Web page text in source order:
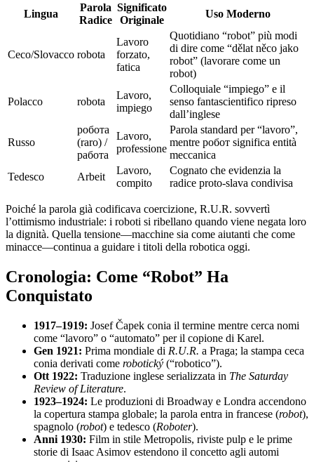
Lingua
Parola
Radice
Significato
Originale
Uso Moderno
Ceco/Slovacco robota
Lavoro
forzato,
fatica
Quotidiano “robot” più modi
di dire come “dělat něco jako
robot” (lavorare come un
robot)
Polacco robota
Lavoro,
impiego
Colloquiale “impiego” e il
senso fantascientifico ripreso
dall’inglese
Russo
робота
(raro) /
работа
Lavoro,
professione
Parola standard per “lavoro”,
mentre робот significa entità
meccanica
Tedesco
Arbeit
Lavoro,
compito
Cognato che evidenzia la
radice proto-slava condivisa
Poiché la parola già codificava coercizione, R.U.R. sovvertì
l’ottimismo industriale: i roboti si ribellano quando viene negata loro
la dignità. Quella tensione—macchine sia come aiutanti che come
minacce—continua a guidare i titoli della robotica oggi.
Cronologia: Come “Robot” Ha
Conquistato
1917–1919: Josef Čapek conia il termine mentre cerca nomi
come “lavoro” o “automato” per il copione di Karel.
Gen 1921: Prima mondiale di R.U.R. a Praga; la stampa ceca
conia derivati come robotický (“robotico”).
Ott 1922: Traduzione inglese serializzata in The Saturday
Review of Literature.
1923–1924: Le produzioni di Broadway e Londra accendono
la copertura stampa globale; la parola entra in francese (robot),
spagnolo (robot) e tedesco (Roboter).
Anni 1930: Film in stile Metropolis, riviste pulp e le prime
storie di Isaac Asimov estendono il concetto agli automi